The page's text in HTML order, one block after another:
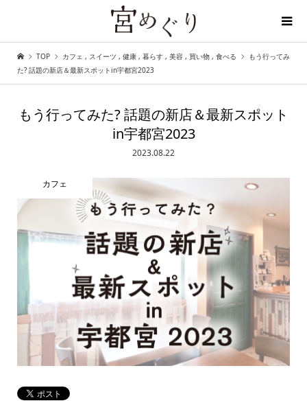
ディープな宇都宮を探しに行こう
TOP カフェ , スイーツ , 健康 , 暮らす , 美容 , 買い物 , 食べる
もう行ってみ
た? 話題の新店＆最新スポットin宇都宮2023
もう行ってみた? 話題の新店＆最新スポット
in宇都宮2023
2023.08.22
カフェ